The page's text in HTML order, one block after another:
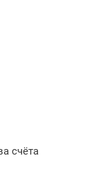
счёта